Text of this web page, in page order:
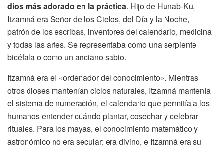
dios más adorado en la práctica. Hijo de Hunab-Ku,
Itzamná era Señor de los Cielos, del Día y la Noche,
patrón de los escribas, inventores del calendario, medicina
y todas las artes. Se representaba como una serpiente
bicéfala o como un anciano sabio.
Itzamná era el «ordenador del conocimiento». Mientras
otros dioses mantenían ciclos naturales, Itzamná mantenía
el sistema de numeración, el calendario que permitía a los
humanos entender cuándo plantar, cosechar y celebrar
rituales. Para los mayas, el conocimiento matemático y
astronómico no era secular; era divino, e Itzamná era su